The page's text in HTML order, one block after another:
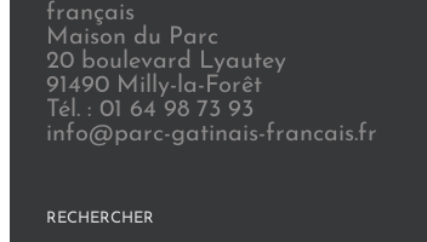
Maison du Parc
20 boulevard Lyautey
91490 Milly-la-Forêt
Tél. : 01 64 98 73 93
info@parc-gatinais-francais.fr
RECHERCHER